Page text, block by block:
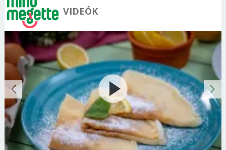
VIDEÓK